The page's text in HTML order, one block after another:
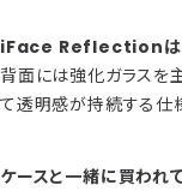
iFace Reflectionは
背面には強化ガラスを
て透明感が持続する仕
ケースと一緒に買われ